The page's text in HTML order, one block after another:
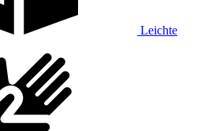
Leichte